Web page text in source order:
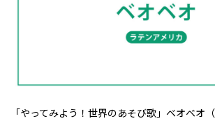
「やってみよう！世界のあそび歌」ベオベオ